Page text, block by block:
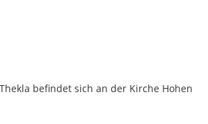
befindet sich an der Kirche Hohen